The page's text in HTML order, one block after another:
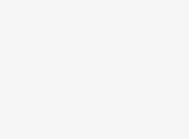
Verbindungen zwischen